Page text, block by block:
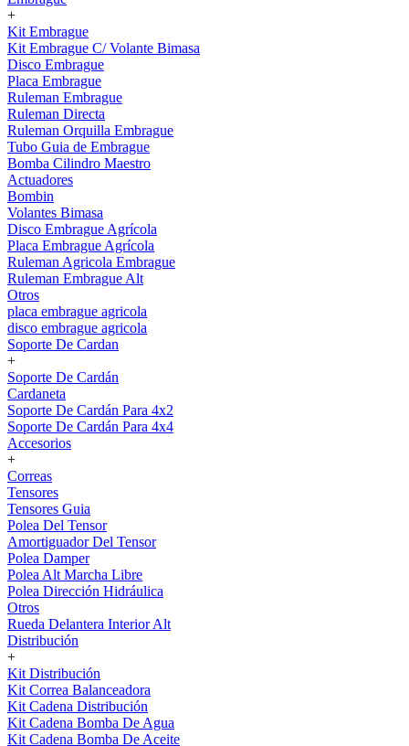
+
Kit Embrague
Kit Embrague C/ Volante Bimasa
Disco Embrague
Placa Embrague
Ruleman Embrague
Ruleman Directa
Ruleman Orquilla Embrague
Tubo Guia de Embrague
Bomba Cilindro Maestro
Actuadores
Bombin
Volantes Bimasa
Disco Embrague Agrícola
Placa Embrague Agrícola
Ruleman Agricola Embrague
Ruleman Embrague Alt
Otros
placa embrague agricola
disco embrague agricola
Soporte De Cardan
+
Soporte De Cardán
Cardaneta
Soporte De Cardán Para 4x2
Soporte De Cardán Para 4x4
Accesorios
+
Correas
Tensores
Tensores Guia
Polea Del Tensor
Amortiguador Del Tensor
Polea Damper
Polea Alt Marcha Libre
Polea Dirección Hidráulica
Otros
Rueda Delantera Interior Alt
Distribución
+
Kit Distribución
Kit Correa Balanceadora
Kit Cadena Distribución
Kit Cadena Bomba De Agua
Kit Cadena Bomba De Aceite